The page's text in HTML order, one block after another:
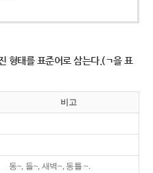
형태를 표준어로 삼는다.(ㄱ을 표
비고
동~, 들~, 새벽~, 동틀 ~.